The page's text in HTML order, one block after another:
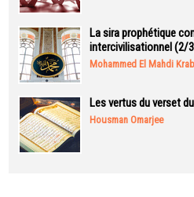
La sira prophétique
intercivilisationnel (2/
Mohammed El Mahdi
Les vertus du verset
Housman Omarjee